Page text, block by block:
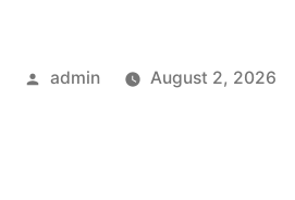
Forum
Posted
admin August 2, 2026